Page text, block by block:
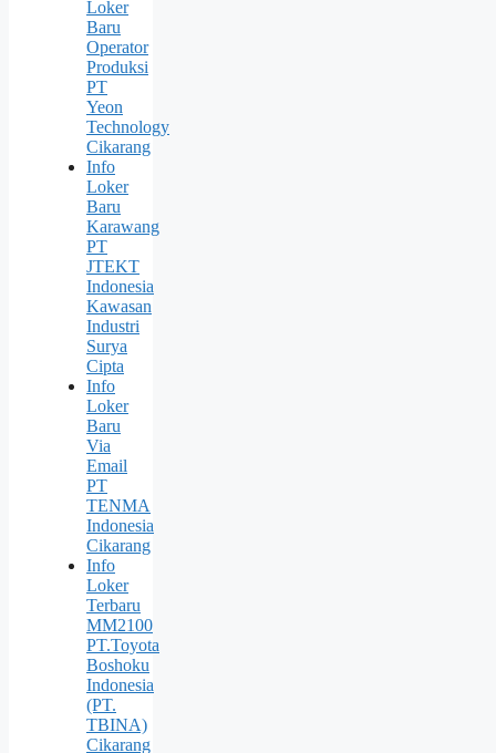
Loker
Baru
Operator
Produksi
PT
Yeon
Technology
Cikarang
Info
Loker
Baru
Karawang
PT
JTEKT
Indonesia
Kawasan
Industri
Surya
Cipta
Info
Loker
Baru
Via
Email
PT
TENMA
Indonesia
Cikarang
Info
Loker
Terbaru
MM2100
PT.Toyota
Boshoku
Indonesia
(PT.
TBINA)
Cikarang